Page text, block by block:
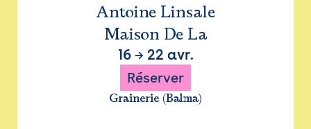
Antoine Linsale
Maison De La
16→ 22 avr.
Réserver
Grainerie (Balma)